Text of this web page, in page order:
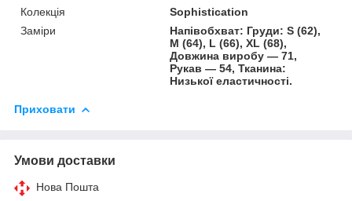
Колекція
Sophistication
Заміри
Напівобхват: Груди: S (62),
M (64), L (66), XL (68),
Довжина виробу — 71,
Рукав — 54, Тканина:
Низької еластичності.
Приховати
Умови доставки
Нова Пошта